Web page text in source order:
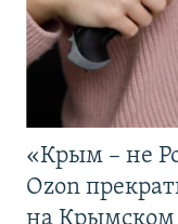
«Крым – не
Ozon
на Крымском